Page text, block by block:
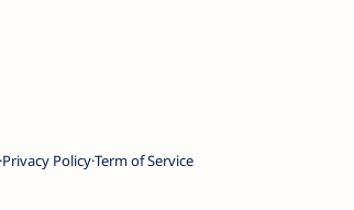
Privacy PolicyTerm of Service